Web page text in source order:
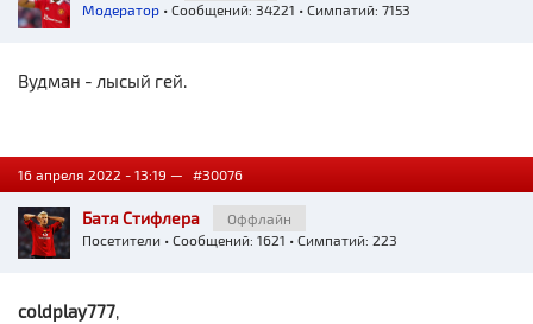
Модератор • Сообщений: 34221 • Симпатий: 7153
Вудман - лысый гей.
16 апреля 2022 - 13:19 — #30076
Батя Стифлера
Оффлайн
Посетители • Сообщений: 1621 • Симпатий: 223
coldplay777,